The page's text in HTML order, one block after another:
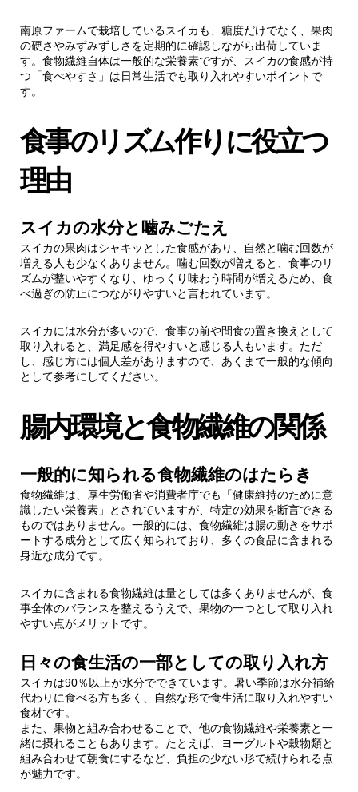
4.1.間食として
4.2.食事前の取り入れ方
5. スイカの選び方のポイント
5.2. 産地や栽培方法の確認
6.【まとめ】スイカは日常に取り入れやすい食
品のひとつ
南原ファームで栽培しているスイカも、糖度だけでなく、果肉
の硬さやみずみずしさを定期的に確認しながら出荷していま
す。食物繊維自体は一般的な栄養素ですが、スイカの食感が持
つ「食べやすさ」は日常生活でも取り入れやすいポイントで
す。
食事のリズム作りに役立つ
理由
スイカの水分と噛みごたえ
スイカの果肉はシャキッとした食感があり、自然と噛む回数が
増える人も少なくありません。噛む回数が増えると、食事のリ
ズムが整いやすくなり、ゆっくり味わう時間が増えるため、食
べ過ぎの防止につながりやすいと言われています。
スイカには水分が多いので、食事の前や間食の置き換えとして
取り入れると、満足感を得やすいと感じる人もいます。ただ
し、感じ方には個人差がありますので、あくまで一般的な傾向
として参考にしてください。
腸内環境と食物繊維の関係
一般的に知られる食物繊維のはたらき
食物繊維は、厚生労働省や消費者庁でも「健康維持のために意
識したい栄養素」とされていますが、特定の効果を断言できる
ものではありません。一般的には、食物繊維は腸の動きをサポ
ートする成分として広く知られており、多くの食品に含まれる
身近な成分です。
スイカに含まれる食物繊維は量としては多くありませんが、食
事全体のバランスを整えるうえで、果物の一つとして取り入れ
やすい点がメリットです。
日々の食生活の一部としての取り入れ方
スイカは90％以上が水分でできています。暑い季節は水分補給
代わりに食べる方も多く、自然な形で食生活に取り入れやすい
食材です。
また、果物と組み合わせることで、他の食物繊維や栄養素と一
緒に摂れることもあります。たとえば、ヨーグルトや穀物類と
組み合わせて朝食にするなど、負担の少ない形で続けられる点
が魅力です。